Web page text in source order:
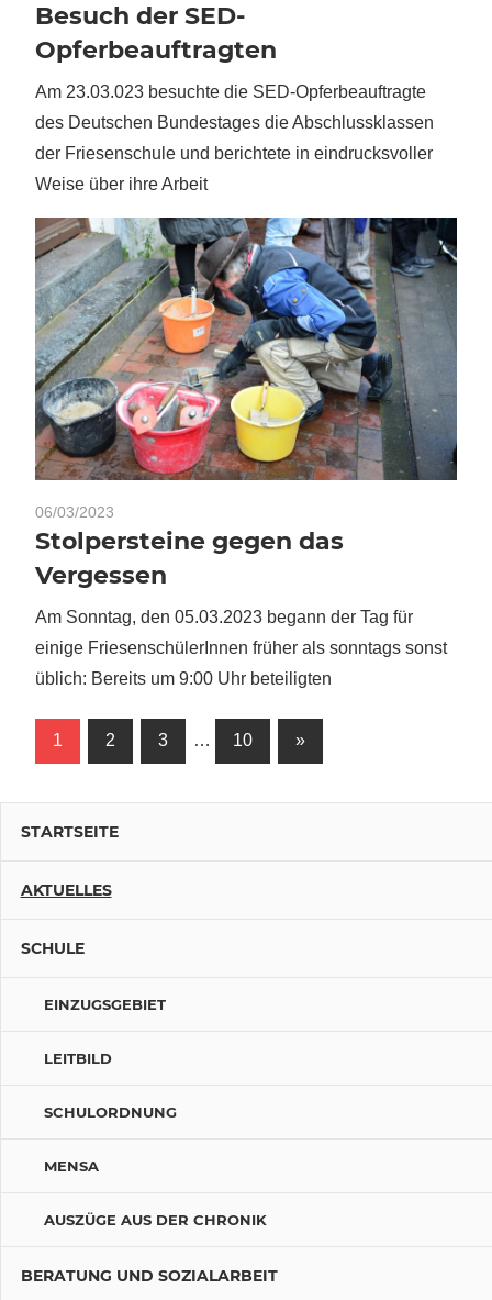
Besuch der SED-
Opferbeauftragten
Am 23.03.023 besuchte die SED-Opferbeauftragte
des Deutschen Bundestages die Abschlussklassen
der Friesenschule und berichtete in eindrucksvoller
Weise über ihre Arbeit
06/03/2023
Stolpersteine gegen das
Vergessen
Am Sonntag, den 05.03.2023 begann der Tag für
einige FriesenschülerInnen früher als sonntags sonst
üblich: Bereits um 9:00 Uhr beteiligten
Seitennummerierung
Beiträge
1 2 3 … 10
Nächste
Beiträge
»
STARTSEITE
AKTUELLES
SCHULE
EINZUGSGEBIET
LEITBILD
SCHULORDNUNG
MENSA
AUSZÜGE AUS DER CHRONIK
BERATUNG UND SOZIALARBEIT